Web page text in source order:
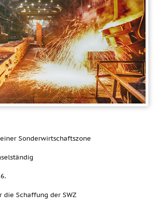
Sonderwirtschaftszone
die Schaffung der SWZ